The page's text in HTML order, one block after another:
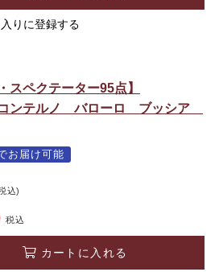
りに登録する
スペクテーター95点】
ンテルノ バローロ ブッシア
お届け可能
込)
税込
カートに入れる